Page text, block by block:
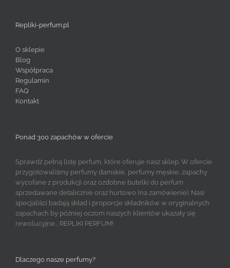
Repliki-perfum.pl
O sklepie
Blog
Współpraca
Regulamin
FAQ
Kontakt
Ponad 300 zapachów w ofercie
Sprawdź pełną listę perfum, które oferuje nasz sklep. W ofercie
przygotowaliśmy perfumy damskie, perfumy męskie, zapachy
wycofane z produkcji oraz ozdobne butelki do perfum
sprzedawane detalicznie oraz hurtowo (na zamówienie). Nasi
specjaliści badają skład i proporcje składników w oryginalnych
zapachach by później oczom naszych klientów ukazały się
rewolucyjne... REPLIKI PERFUM!
Dlaczego nasze perfumy?